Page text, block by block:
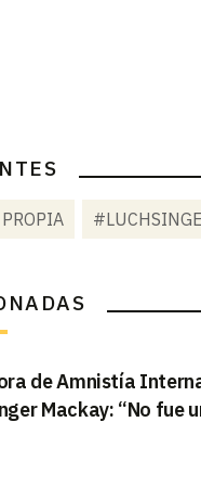
de Amnistía
Mackay: “No fue